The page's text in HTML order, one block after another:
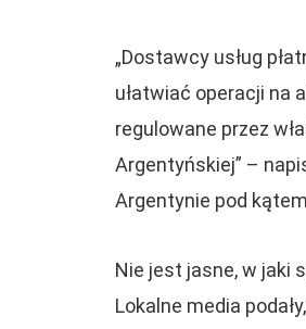
„Dostawcy usług
ułatwiać operacji na
regulowane przez
Argentyńskiej” –
Argentynie pod
Nie jest jasne, w jaki
Lokalne media